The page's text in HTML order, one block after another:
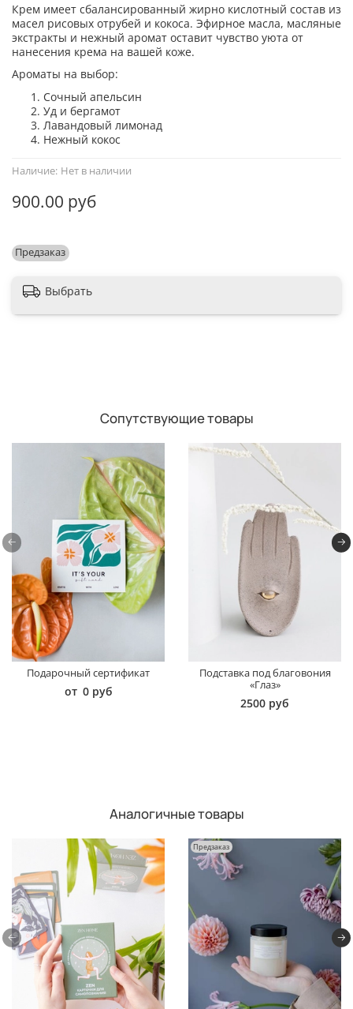
Наличие: Нет в наличии
Предзаказ
900.00 руб
Крем имеет сбалансированный жирно кислотный состав из
масел рисовых отрубей и кокоса. Эфирное масла, масляные
экстракты и нежный аромат оставит чувство уюта от
нанесения крема на вашей коже.
Ароматы на выбор:
Сочный апельсин
Уд и бергамот
Лавандовый лимонад
Нежный кокос
Выбрать
Сопутствующие товары
Подарочный сертификат
от 0 руб
Подставка под благовония
«Глаз»
2500 руб
Аналогичные товары
Предзаказ